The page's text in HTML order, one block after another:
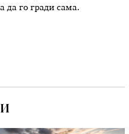
да го гради сама.